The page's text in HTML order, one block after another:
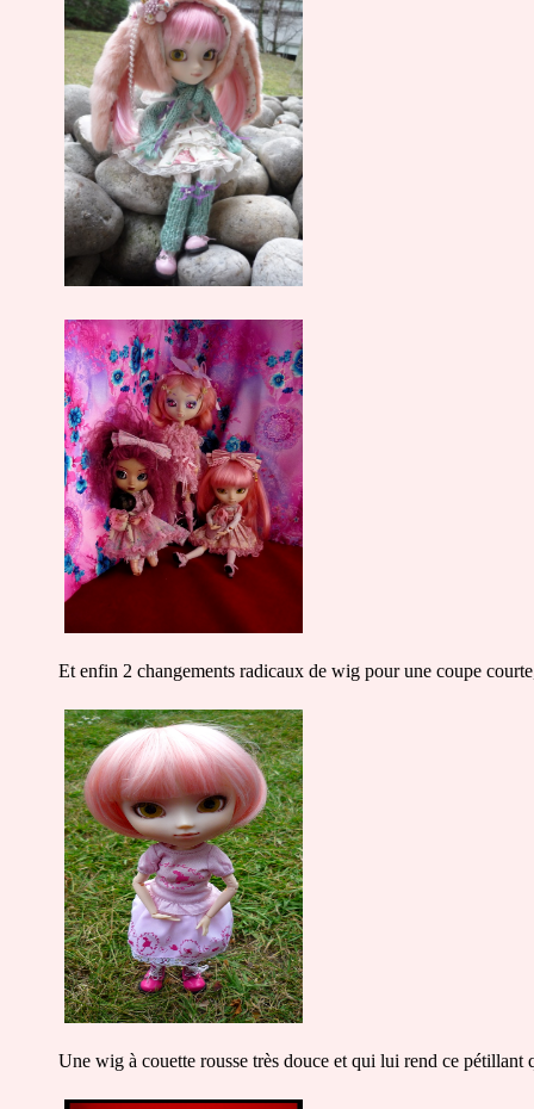
Et enfin 2 changements radicaux de wig pour une coupe
Une wig à couette rousse très douce et qui lui rend ce pétillant